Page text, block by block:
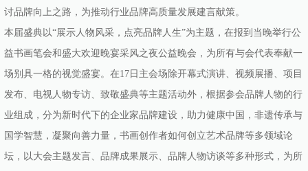
讨品牌向上之路，为推动行业品牌高质量发展建言献策。
本届盛典以“展示人物风采，点亮品牌人生”为主题，在报到当晚举行公
益书画笔会和盛大欢迎晚宴采风之夜公益晚会，为所有与会代表奉献一
场别具一格的视觉盛宴。在17日主会场除开幕式演讲、视频展播、项目
发布、电视人物专访、致敬盛典等主题活动外，根据参会品牌人物的行
业组成，分为新时代下的企业家品牌建设，助力健康中国，非遗传承与
国学智慧，凝聚向善力量，书画创作者如何创立艺术品牌等多领域论
坛，以大会主题发言、品牌成果展示、品牌人物访谈等多种形式，为所